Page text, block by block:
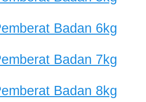
Badan 6kg
Badan 7kg
Badan 8kg